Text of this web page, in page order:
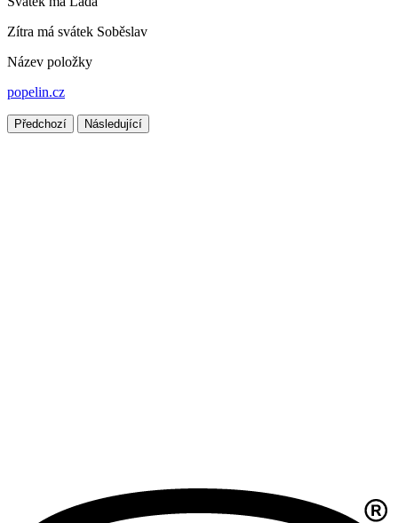
Zítra má svátek Soběslav
Název položky
popelin.cz
Předchozí Následující